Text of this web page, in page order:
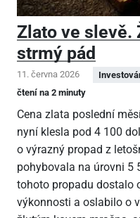
Zlato ve slevě.
strmý pád
11. června 2026
čtení na 2 minuty
Cena zlata poslední
nyní klesla pod 4 100
o výrazný propad z
pohybovala na úrovni 5
tohoto propadu dostalo
výkonnosti a oslabilo o